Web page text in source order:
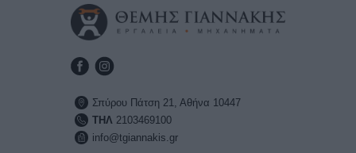
Σπύρου Πάτση 21, Αθήνα 10447
ΤΗΛ2103469100
info@tgiannakis.gr